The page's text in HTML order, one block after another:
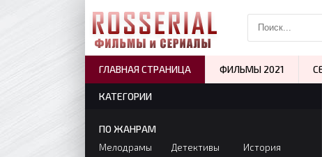
КАТЕГОРИИ
ПО ЖАНРАМ
Мелодрамы
Детективы
История
ГЛАВНАЯ СТРАНИЦА ФИЛЬМЫ 2021